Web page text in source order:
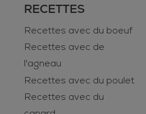
RECETTES
Recettes avec du boeuf
Recettes avec de
l'agneau
Recettes avec du poulet
Recettes avec du